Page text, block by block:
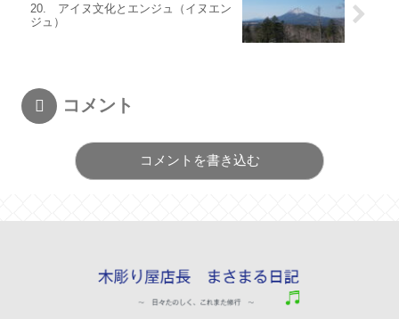
20. アイヌ文化とエンジュ（イヌエン
ジュ）
コメント
コメントを書き込む